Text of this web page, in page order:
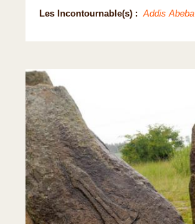
Les Incontournable(s) : Addis Abeba